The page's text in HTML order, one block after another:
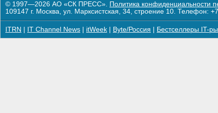
© 1997—2026 АО «СК ПРЕСС». Политика конфиденциальности
109147 г. Москва, ул. Марксистская, 34, строение 10. Телефон:
ITRN IT Channel News itWeek Byte/Россия Бестселлеры IT-